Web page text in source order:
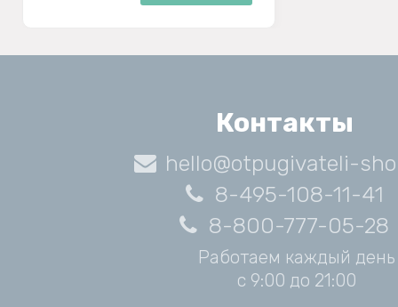
Контакты
hello@otpugivateli-
8-495-108-11-41
8-800-777-05-28
Работаем каждый день
с 9:00 до 21:00